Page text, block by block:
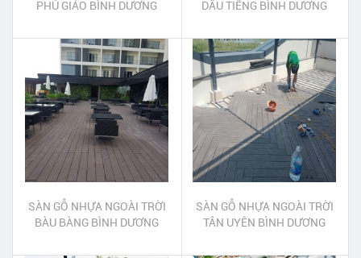
PHÚ GIÁO BÌNH DƯƠNG
DẦU TIẾNG BÌNH DƯƠNG
SÀN GỖ NHỰA NGOÀI TRỜI
BÀU BÀNG BÌNH DƯƠNG
SÀN GỖ NHỰA NGOÀI TRỜI
TÂN UYÊN BÌNH DƯƠNG